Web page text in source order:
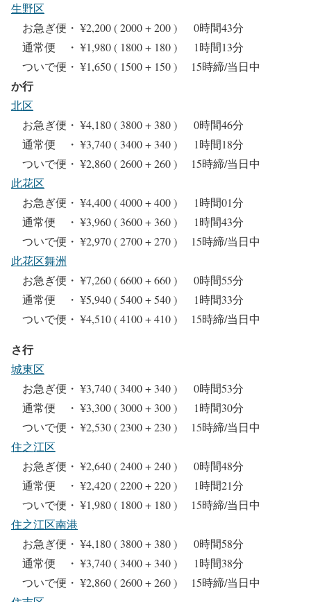
生野区
お急ぎ便・ ¥2,200 ( 2000 + 200 ) 0時間43分
通常便 ・ ¥1,980 ( 1800 + 180 ) 1時間13分
ついで便・ ¥1,650 ( 1500 + 150 ) 15時締/当日中
か行
北区
お急ぎ便・ ¥4,180 ( 3800 + 380 ) 0時間46分
通常便 ・ ¥3,740 ( 3400 + 340 ) 1時間18分
ついで便・ ¥2,860 ( 2600 + 260 ) 15時締/当日中
此花区
お急ぎ便・ ¥4,400 ( 4000 + 400 ) 1時間01分
通常便 ・ ¥3,960 ( 3600 + 360 ) 1時間43分
ついで便・ ¥2,970 ( 2700 + 270 ) 15時締/当日中
此花区舞洲
お急ぎ便・ ¥7,260 ( 6600 + 660 ) 0時間55分
通常便 ・ ¥5,940 ( 5400 + 540 ) 1時間33分
ついで便・ ¥4,510 ( 4100 + 410 ) 15時締/当日中
さ行
城東区
お急ぎ便・ ¥3,740 ( 3400 + 340 ) 0時間53分
通常便 ・ ¥3,300 ( 3000 + 300 ) 1時間30分
ついで便・ ¥2,530 ( 2300 + 230 ) 15時締/当日中
住之江区
お急ぎ便・ ¥2,640 ( 2400 + 240 ) 0時間48分
通常便 ・ ¥2,420 ( 2200 + 220 ) 1時間21分
ついで便・ ¥1,980 ( 1800 + 180 ) 15時締/当日中
住之江区南港
お急ぎ便・ ¥4,180 ( 3800 + 380 ) 0時間58分
通常便 ・ ¥3,740 ( 3400 + 340 ) 1時間38分
ついで便・ ¥2,860 ( 2600 + 260 ) 15時締/当日中